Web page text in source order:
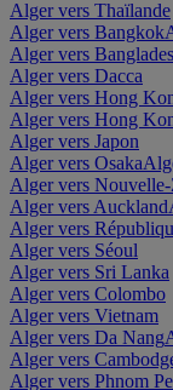
Alger vers Thaïlande
Alger vers Bangkok
Alger vers
Alger vers Dacca
Alger vers Hong
Alger vers Hong
Alger vers Japon
Alger vers Osaka
Alger vers
Alger vers Auckland
Alger vers
Alger vers Séoul
Alger vers Sri Lanka
Alger vers Colombo
Alger vers Vietnam
Alger vers Da Nang
Alger vers
Alger vers Phnom